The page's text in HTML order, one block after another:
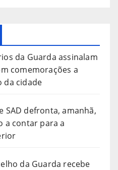
da Guarda assinalam
comemorações a
da cidade
SAD defronta, amanhã,
a contar para a
da Guarda recebe